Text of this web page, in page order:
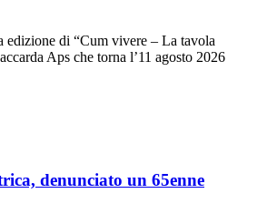
di “Cum vivere – La tavola
Aps che torna l’11 agosto 2026
denunciato un 65enne